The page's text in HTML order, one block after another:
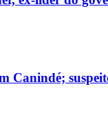
Canindé;